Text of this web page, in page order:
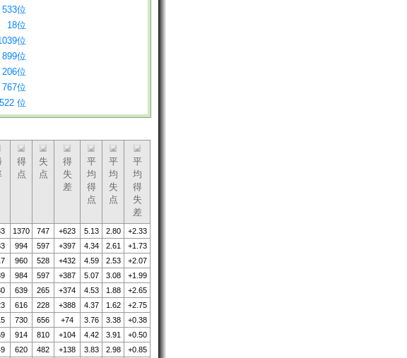
533位
18位
位
899位
206位
767位
522 位
得
点
失
点
得
失
差
平
均
得
点
平
均
失
点
平
均
得
失
差
1370 747 +623 5.13 2.80
+2.33
994 597 +397 4.34 2.61
+1.73
960 528 +432 4.59 2.53
+2.07
984 597 +387 5.07 3.08
+1.99
639 265 +374 4.53 1.88
+2.65
616 228 +388 4.37 1.62
+2.75
730 656 +74 3.76 3.38
+0.38
914 810 +104 4.42 3.91
+0.50
620 482 +138 3.83 2.98
+0.85